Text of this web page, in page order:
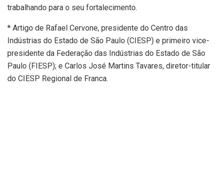
trabalhando para o seu fortalecimento.
* Artigo de Rafael Cervone, presidente do Centro das
Indústrias do Estado de São Paulo (CIESP) e primeiro vice-
presidente da Federação das Indústrias do Estado de São
Paulo (FIESP); e Carlos José Martins Tavares, diretor-titular
do CIESP Regional de Franca.